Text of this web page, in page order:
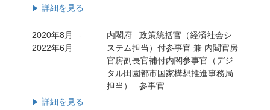
▶ 詳細を見る
2020年8月 -
2022年6月
内閣府 政策統括官（経済社会シ
ステム担当）付参事官 兼 内閣官房
官房副長官補付内閣参事官（デジ
タル田園都市国家構想推進事務局
担当） 参事官
▶ 詳細を見る